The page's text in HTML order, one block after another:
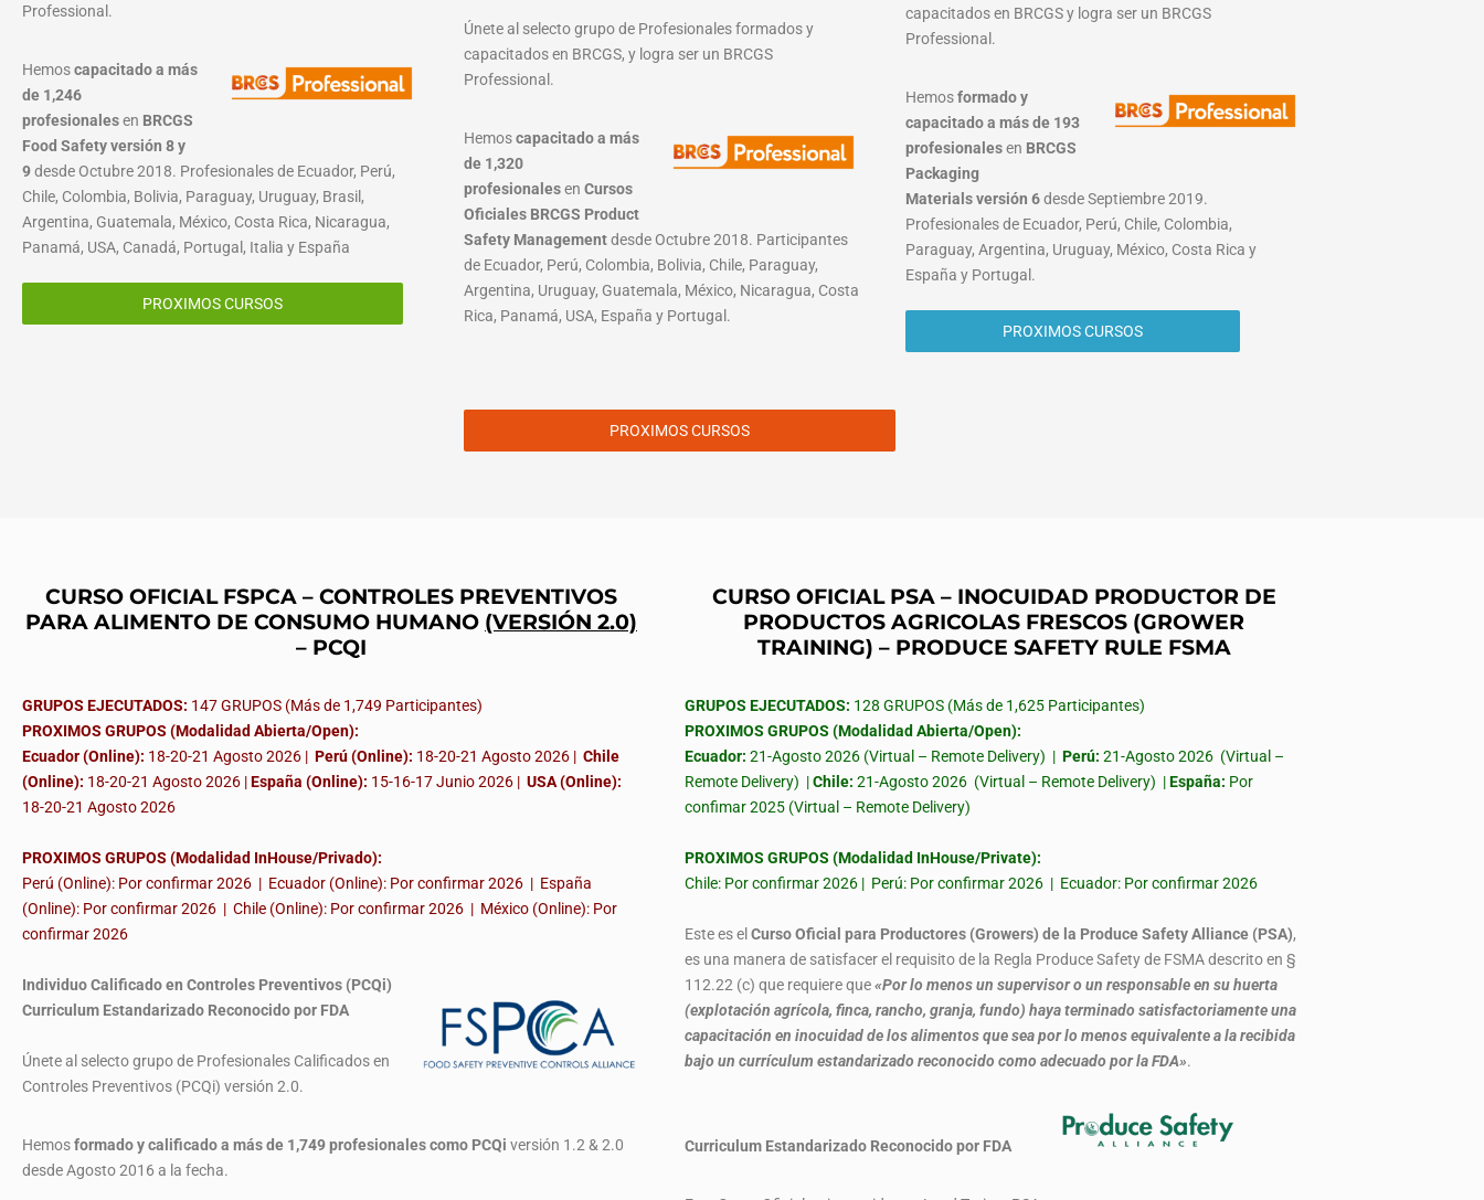
Professional.
Hemoscapacitado a más
de 1,246
profesionalesen BRCGS
Food Safety versión 8 y
9desde Octubre 2018. Profesionales de Ecuador, Perú,
Chile, Colombia, Bolivia, Paraguay, Uruguay, Brasil,
Argentina, Guatemala, México, Costa Rica, Nicaragua,
Panamá, USA, Canadá, Portugal, Italia y España
PROXIMOS CURSOS
Únete al selecto grupo de Profesionales formados y
capacitados en BRCGS, y logra ser un BRCGS
Professional.
Hemoscapacitado a más
de 1,320
profesionalesen Cursos
Oficiales BRCGS Product
Safety Managementdesde Octubre 2018. Participantes
de Ecuador, Perú, Colombia, Bolivia, Chile, Paraguay,
Argentina, Uruguay, Guatemala, México, Nicaragua, Costa
Rica, Panamá, USA, España y Portugal.
PROXIMOS CURSOS
capacitados en BRCGS y logra ser un BRCGS
Professional.
Hemosformado y
capacitado a más de 193
profesionalesen BRCGS
Packaging
Materialsversión 6desde Septiembre 2019.
Profesionales de Ecuador, Perú, Chile, Colombia,
Paraguay, Argentina, Uruguay, México, Costa Rica y
España y Portugal.
PROXIMOS CURSOS
CURSO OFICIAL FSPCA – CONTROLES PREVENTIVOS
PARA ALIMENTO DE CONSUMO HUMANO (VERSIÓN 2.0)
– PCQI
GRUPOS EJECUTADOS: 147 GRUPOS (Más de 1,749 Participantes)
PROXIMOS GRUPOS (Modalidad Abierta/Open):
Ecuador (Online): 18-20-21 Agosto 2026 | Perú (Online): 18-20-21 Agosto 2026 | Chile
(Online): 18-20-21 Agosto 2026 |España (Online): 15-16-17 Junio 2026 | USA (Online):
18-20-21 Agosto 2026
PROXIMOS GRUPOS (Modalidad InHouse/Privado):
Perú (Online): Por confirmar 2026 | Ecuador (Online): Por confirmar 2026 | España
(Online): Por confirmar 2026 | Chile (Online): Por confirmar 2026 | México (Online): Por
confirmar 2026
Individuo Calificado en Controles Preventivos (PCQi)
Curriculum Estandarizado Reconocido por FDA
Únete al selecto grupo de Profesionales Calificados en
Controles Preventivos (PCQi) versión 2.0.
Hemosformado y calificado a más de 1,749 profesionalescomo PCQi versión 1.2 & 2.0
desde Agosto 2016 a la fecha.
CURSO OFICIAL PSA – INOCUIDAD PRODUCTOR DE
PRODUCTOS AGRICOLAS FRESCOS (GROWER
TRAINING) – PRODUCE SAFETY RULE FSMA
GRUPOS EJECUTADOS: 128 GRUPOS (Más de 1,625 Participantes)
PROXIMOS GRUPOS (Modalidad Abierta/Open):
Ecuador: 21-Agosto 2026 (Virtual – Remote Delivery) | Perú: 21-Agosto 2026 (Virtual –
Remote Delivery) |Chile: 21-Agosto 2026 (Virtual – Remote Delivery) |España: Por
confimar 2025 (Virtual – Remote Delivery)
PROXIMOS GRUPOS (Modalidad InHouse/Private):
Chile: Por confirmar 2026 | Perú: Por confirmar 2026 | Ecuador: Por confirmar 2026
Este es el Curso Oficial para Productores (Growers) de la Produce Safety Alliance (PSA),
es una manera de satisfacer el requisito de la Regla Produce Safety de FSMA descrito en §
112.22 (c) que requiere que«Por lo menos un supervisor o un responsable en su huerta
(explotación agrícola, finca, rancho, granja, fundo) haya terminado satisfactoriamente una
capacitación en inocuidad de los alimentos que sea por lo menos equivalente a la recibida
bajo un currículum estandarizado reconocido como adecuado por la FDA».
Curriculum Estandarizado Reconocido por FDA